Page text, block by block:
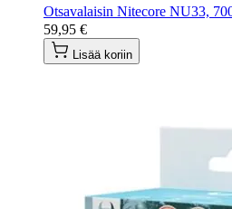
Otsavalaisin Nitecore NU33,
59,95 €
Lisää koriin